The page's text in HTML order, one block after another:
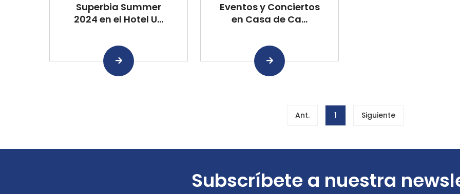
Superbia Summer
2024 en el Hotel U...
Eventos y Conciertos
en Casa de Ca...
Ant. 1 Siguiente
Subscríbete a nuestra